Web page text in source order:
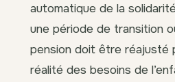
automatique de la
une période de transition
pension doit être réajusté
réalité des besoins de